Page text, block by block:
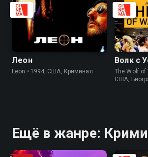
Леон
Leon • 1994, США, Криминал
Волк с
The Wolf of
США,
Ещё в жанре: